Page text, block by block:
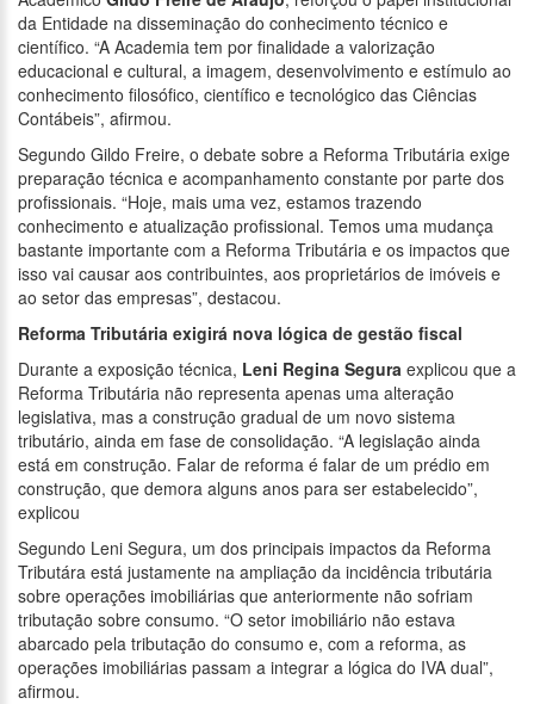
da Entidade na disseminação do conhecimento técnico e
científico. “A Academia tem por finalidade a valorização
educacional e cultural, a imagem, desenvolvimento e estímulo ao
conhecimento filosófico, científico e tecnológico das Ciências
Contábeis”, afirmou.
Segundo Gildo Freire, o debate sobre a Reforma Tributária exige
preparação técnica e acompanhamento constante por parte dos
profissionais. “Hoje, mais uma vez, estamos trazendo
conhecimento e atualização profissional. Temos uma mudança
bastante importante com a Reforma Tributária e os impactos que
isso vai causar aos contribuintes, aos proprietários de imóveis e
ao setor das empresas”, destacou.
Reforma Tributária exigirá nova lógica de gestão fiscal
Durante a exposição técnica, Leni Regina Segura explicou que a
Reforma Tributária não representa apenas uma alteração
legislativa, mas a construção gradual de um novo sistema
tributário, ainda em fase de consolidação. “A legislação ainda
está em construção. Falar de reforma é falar de um prédio em
construção, que demora alguns anos para ser estabelecido”,
explicou
Segundo Leni Segura, um dos principais impactos da Reforma
Tributára está justamente na ampliação da incidência tributária
sobre operações imobiliárias que anteriormente não sofriam
tributação sobre consumo. “O setor imobiliário não estava
abarcado pela tributação do consumo e, com a reforma, as
operações imobiliárias passam a integrar a lógica do IVA dual”,
afirmou.